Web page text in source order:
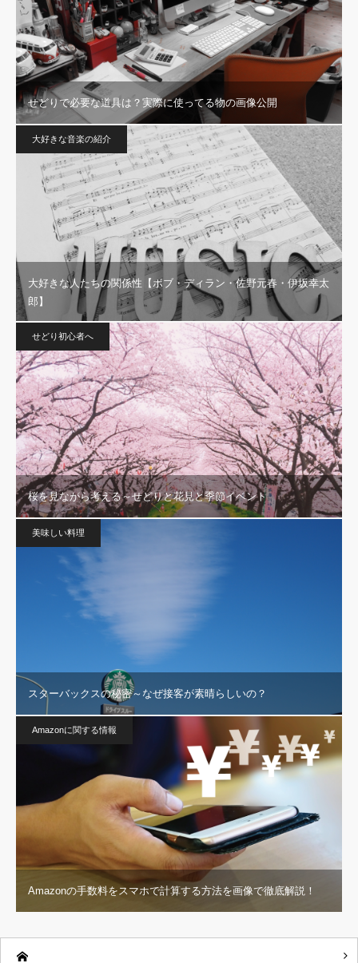
せどりで必要な道具は？実際に使ってる物の画像公開
大好きな音楽の紹介
大好きな人たちの関係性【ボブ・ディラン・佐野元春・伊坂幸太
郎】
せどり初心者へ
桜を見ながら考える～せどりと花見と季節イベント
美味しい料理
スターバックスの秘密～なぜ接客が素晴らしいの？
Amazonに関する情報
Amazonの手数料をスマホで計算する方法を画像で徹底解説！